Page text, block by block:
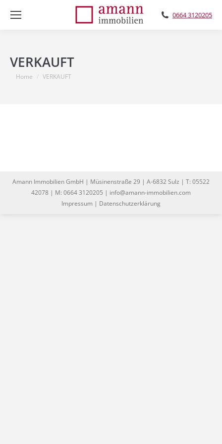
0664 3120205
VERKAUFT
You are here:
Home VERKAUFT
Amann Immobilien GmbH | Müsinenstraße 29 | A-6832 Sulz | T: 05522
42078 | M: 0664 3120205 | info@amann-immobilien.com
Impressum | Datenschutzerklärung